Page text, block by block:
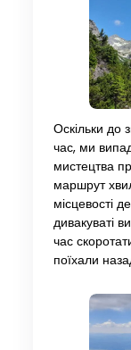
Оскільки до
час, ми
мистецтва
маршрут
місцевості
дивакуваті
час
поїхали